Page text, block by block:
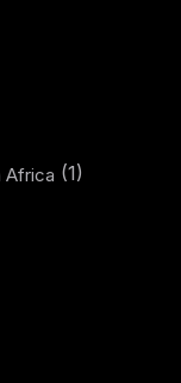
Africa (1)